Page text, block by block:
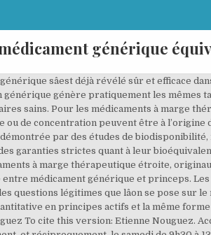
générique
22 décembre 1986) et par le droit français (art. La substance active (ou principe actif du médicament) en est soit identique, soit équivalente1 à celle du produit de marque, les seules autres différences possibles étant la présentation, la forme d'administration (uniquement pour la voie orale)2 et les excipients avec une tolérance dans la concentraâ¦ Le 30 juin 2017 Notre numéro de dossier : 17-107355-592 . la qualité du médicament (origine et spécifications des matières premières des excipients, caractérisation des impuretés de synthèse et de dégradation, méthodes de fabrication et de contrôle du produit fini), la reproductibilité de cette qualité d’un lot à l’autre (validation des méthodes de fabrication et de contrôle). la similarité du médicament générique au médicament d’origine. L’efficacité et la sécurité du principe actif contenu dans le médicament générique ont déjà été démontrées pour le médicament d’origine. Toulouse : Presses universitaires du â¦ L’étude est le plus souvent réalisée chez des volontaires sains pour réduire la variabilité interindividuelle inhérente à la maladie. en considérant qu’une variation du ratio des moyennes jusqu’à 20 % n’a que peu de conséquences cliniques (efficacité/sécurité). du lundi au vendredi de 8h30 à 20h00. Pour vous familiariser avec cette notion, vous pouvez consulter la DCI des 100 mÃ©dicaments les plus prescrits. Elle consiste à comparer, après administration du médicament générique ou du médicament d’origine, la concentration plasmatique du principe actif. Construire lâéquivalence : le médicament générique In : Évaluer et valoriser : Une sociologie économique de la mesure [en ligne]. Comme pour un médicament princeps, le générique doit recevoir une autorisation de mise sur le marché de l'Agence française de sécurité sanitaire des produits de santé (Afssaps) : celle-ci s'assure de l'équivalence biologique entre le générique et son modèle. L'absence d'étude doit toujours être justifiée dans le dossier de demande d'AMM générique. Les études précliniques (toxicologiques) et cliniques ne sont pas exigées car le principe actif a déjà fait l’objet de ces études lors de la demande d’AMM du médicament d’origine. Avis aux parties intéressées. LditàétdiltidtilLe produit à étudier : lot industriel 2. Les études de bioéquivalence permettent de s’assurer que le devenir du principe actif dans l’organisme est équivalent entre le médicament générique et la spécialité d’origine. Le point sur la bioéquivalence. Ensuite, pour chaque DCI, sont listÃ©s les noms des mÃ©dicaments disponibles, avec leur prix respectif. En revanche, son prix est obligatoirement infÃ©rieur, parfois jusqu'Ã 30%. Un médicament générique doit contenir la